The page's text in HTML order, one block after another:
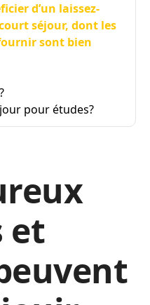
d’un laissez-
séjour, dont les
sont bien
pour études?
et